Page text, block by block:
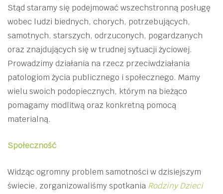
Stąd staramy się podejmować wszechstronną posługę
wobec ludzi biednych, chorych, potrzebujących,
samotnych, starszych, odrzuconych, pogardzanych
oraz znajdujących się w trudnej sytuacji życiowej.
Prowadzimy działania na rzecz przeciwdziałania
patologiom życia publicznego i społecznego. Mamy
wielu swoich podopiecznych, którym na bieżąco
pomagamy modlitwą oraz konkretną pomocą
materialną.
Społeczność
Widząc ogromny problem samotności w dzisiejszym
świecie, zorganizowaliśmy spotkania Rodziny Dzieci